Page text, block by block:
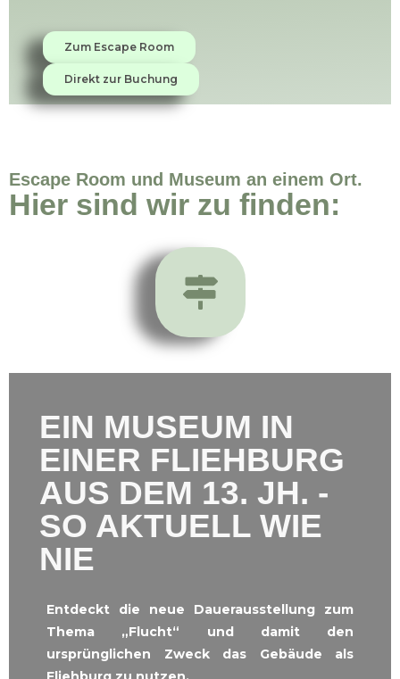
Zum Escape Room
Direkt zur Buchung
Escape Room und Museum an einem Ort.
Hier sind wir zu finden:
EIN MUSEUM IN
EINER FLIEHBURG
AUS DEM 13. JH. -
SO AKTUELL WIE
NIE
Entdeckt die neue Dauerausstellung zum
Thema „Flucht“ und damit den
ursprünglichen Zweck das Gebäude als